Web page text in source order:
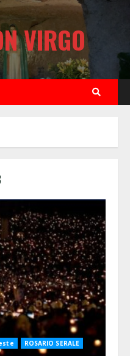
VIRGO
ROSARIO SERALE